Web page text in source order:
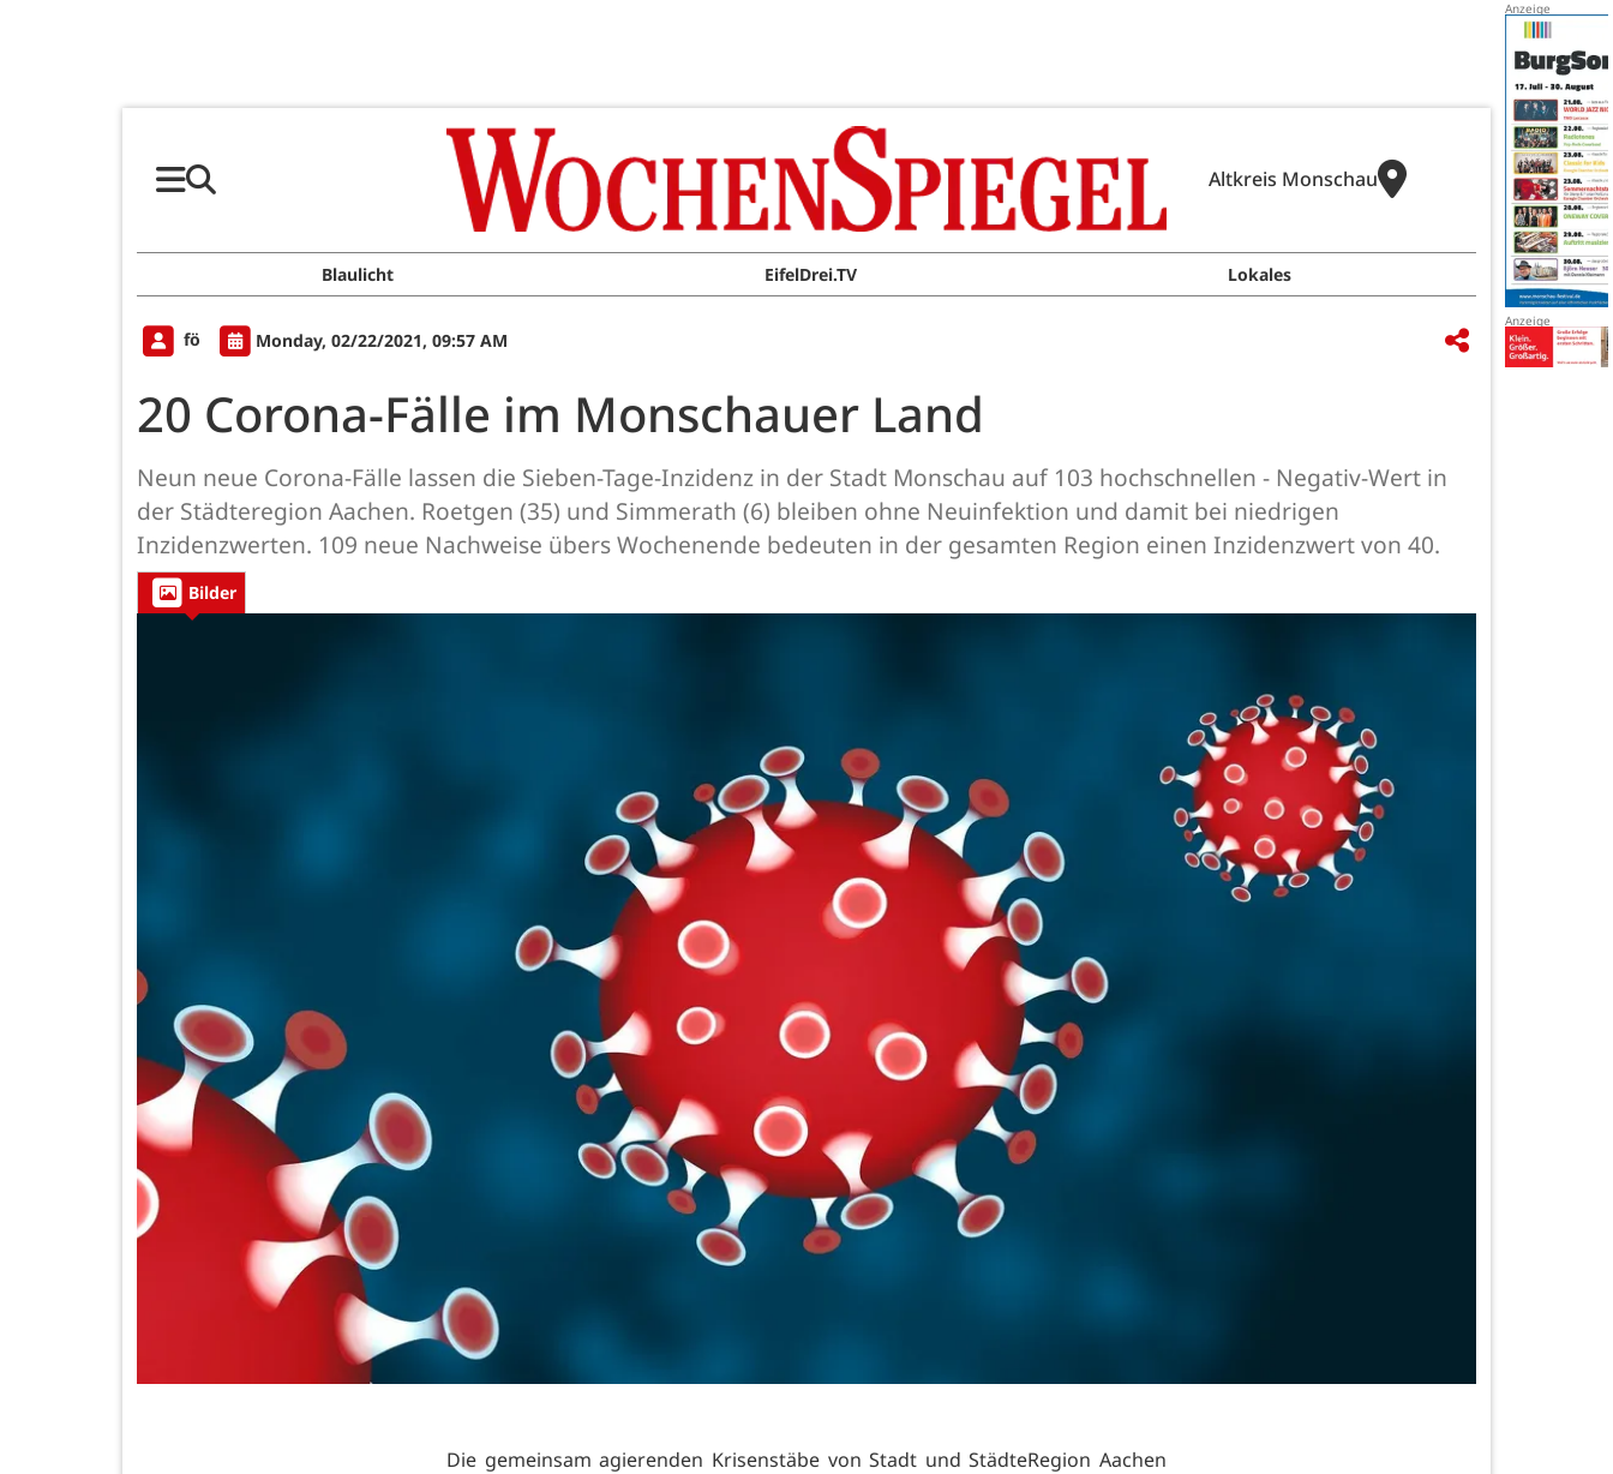
Altkreis Monschau
Blaulicht EifelDrei.TV Lokales
fö Monday, 02/22/2021, 09:57 AM
20 Corona-Fälle im Monschauer Land
Neun neue Corona-Fälle lassen die Sieben-Tage-Inzidenz in der Stadt Monschau auf 103 hochschnellen - Negativ-Wert in
der Städteregion Aachen. Roetgen (35) und Simmerath (6) bleiben ohne Neuinfektion und damit bei niedrigen
Inzidenzwerten. 109 neue Nachweise übers Wochenende bedeuten in der gesamten Region einen Inzidenzwert von 40.
Bilder
Die gemeinsam agierenden Krisenstäbe von Stadt und StädteRegion Aachen